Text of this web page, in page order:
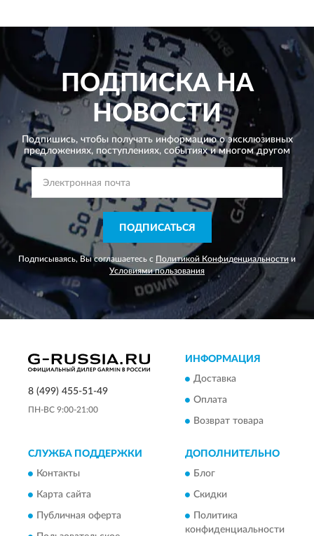
ПОДПИСКА НА
НОВОСТИ
Подпишись, чтобы получать информацию о эксклюзивных
предложениях, поступлениях, событиях и многом другом
ПОДПИСАТЬСЯ
Подписываясь, Вы соглашаетесь с Политикой Конфиденциальности и
Условиями пользования
8 (499) 455-51-49
ПН-ВС 9:00-21:00
ИНФОРМАЦИЯ
Доставка
Оплата
Возврат товара
СЛУЖБА ПОДДЕРЖКИ
Контакты
Карта сайта
Публичная оферта
ДОПОЛНИТЕЛЬНО
Блог
Скидки
Политика
конфиденциальности